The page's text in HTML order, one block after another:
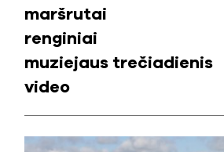
maršrutai
renginiai
muziejaus trečiadienis
video